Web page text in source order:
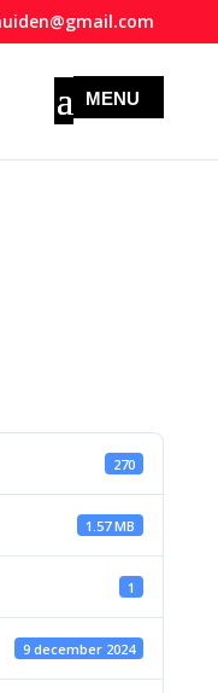
270
1.57 MB
1
9 december 2024